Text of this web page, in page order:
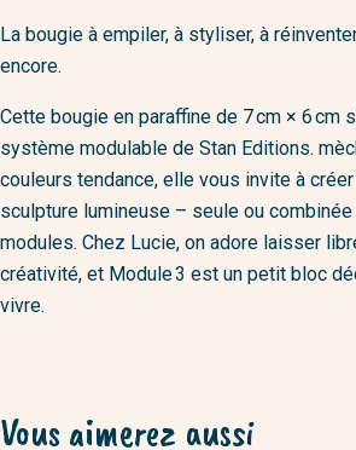
La bougie à empiler, à styliser, à
encore.
Cette bougie en paraffine de 7 cm × 6 cm
système modulable de Stan Editions.
couleurs tendance, elle vous invite à
sculpture lumineuse – seule ou
modules. Chez Lucie, on adore laisser
créativité, et Module 3 est un petit bloc
vivre.
Vous aimerez aussi